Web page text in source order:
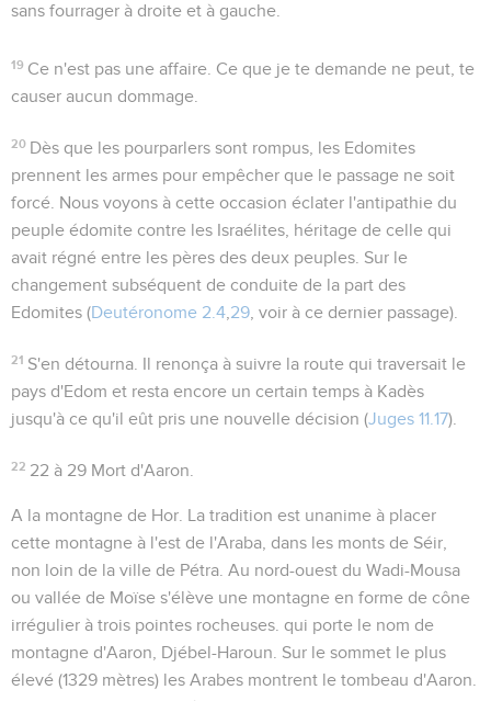
sans fourrager à droite et à gauche.
19 Ce n'est pas une affaire . Ce que je te demande ne peut, te
causer aucun dommage.
20 Dès que les pourparlers sont rompus, les Edomites
prennent les armes pour empêcher que le passage ne soit
forcé. Nous voyons à cette occasion éclater l'antipathie du
peuple édomite contre les Israélites, héritage de celle qui
avait régné entre les pères des deux peuples. Sur le
changement subséquent de conduite de la part des
Edomites (Deutéronome 2.4 29 , voir à ce dernier passage).
21 S'en détourna . Il renonça à suivre la route qui traversait le
pays d'Edom et resta encore un certain temps à Kadès
jusqu'à ce qu'il eût pris une nouvelle décision (Juges 11.17).
22 22 à 29 Mort d'Aaron.
A la montagne de Hor . La tradition est unanime à placer
cette montagne à l'est de l'Araba, dans les monts de Séir,
non loin de la ville de Pétra. Au nord-ouest du Wadi-Mousa
ou vallée de Moïse s'élève une montagne en forme de cône
irrégulier à trois pointes rocheuses. qui porte le nom de
montagne d'Aaron, Djébel-Haroun. Sur le sommet le plus
élevé (1329 mètres) les Arabes montrent le tombeau d'Aaron.